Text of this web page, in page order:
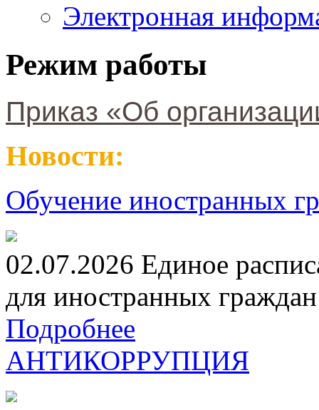
Электронная
Режим работы
Приказ «Об
Новости:
Обучение иностранных
02.07.2026 Единое
для иностранных
Подробнее
АНТИКОРРУПЦИЯ